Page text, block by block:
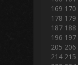
169 170
178 179
187 188
196 197
205 206
214 215